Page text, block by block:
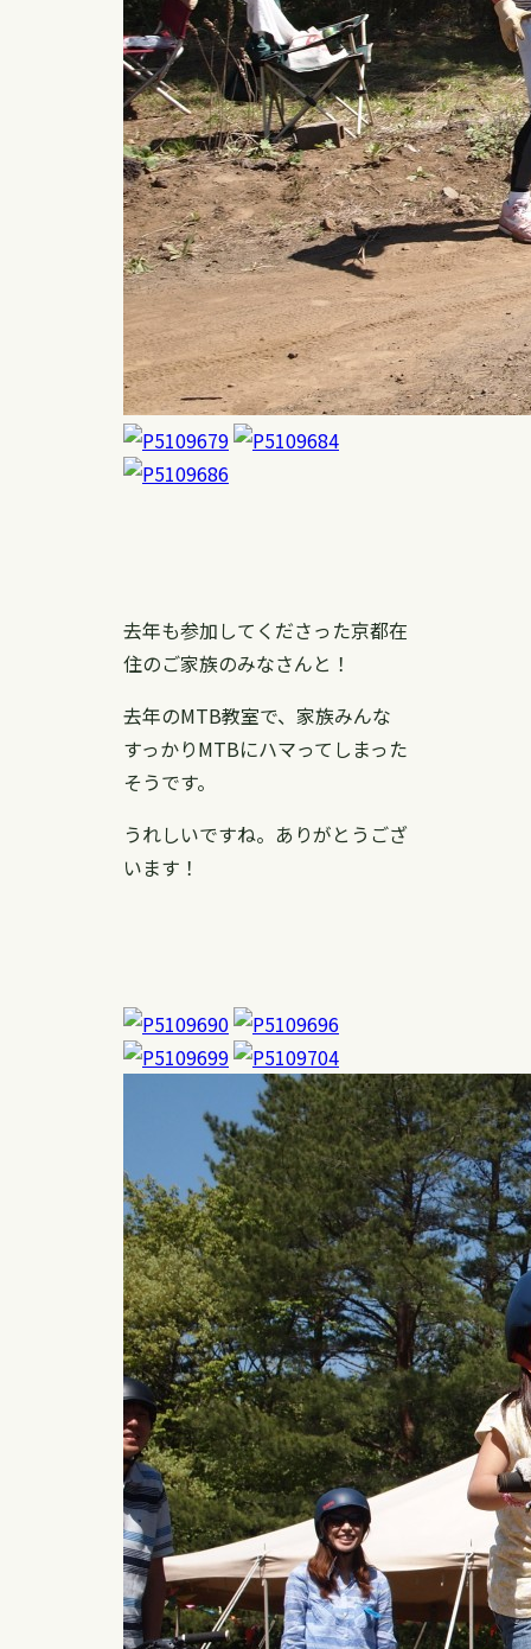
去年も参加してくださった京都在
住のご家族のみなさんと！
去年のMTB教室で、家族みんな
すっかりMTBにハマってしまった
そうです。
うれしいですね。ありがとうござ
います！